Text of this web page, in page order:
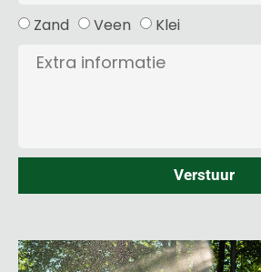
Zand Veen Klei
Verstuur